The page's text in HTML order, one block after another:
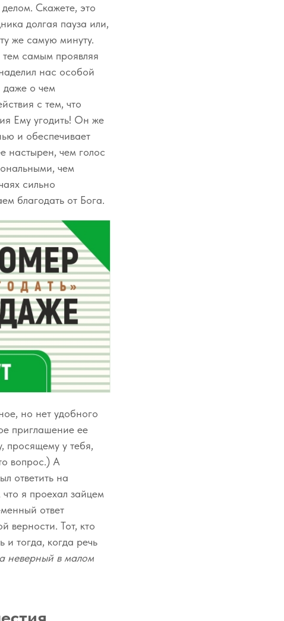
Скажете, это
долгая пауза или,
же самую минуту.
самым проявляя
нас особой
даже о чем
с тем, что
Ему угодить! Он же
и обеспечивает
настырен, чем голос
чем
сильно
благодать от Бога.
но нет удобного
приглашение ее
просящему у тебя,
вопрос.) А
ответить на
я проехал зайцем
ответ
верности. Тот, кто
и тогда, когда речь
неверный в малом